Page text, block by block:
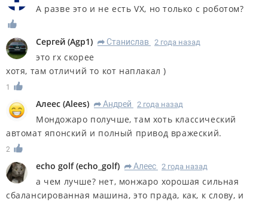
А разве это и не есть VX, но только с роботом?
Сергей (Agp1) R Станислав 2 года назад
это rx скорее
хотя, там отличий то кот наплакал )
1
Алеес (Alees) R Андрей 2 года назад
Мондожаро получше, там хоть классический
автомат японский и полный привод вражеский.
2
echo golf(echo_golf) R Алеес 2 года назад
а чем лучше? нет, монжаро хорошая сильная
сбалансированная машина, это прада, как, к слову, и